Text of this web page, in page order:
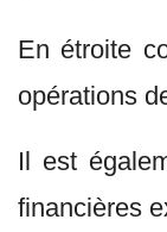
En étroite
opérations
Il est
financières